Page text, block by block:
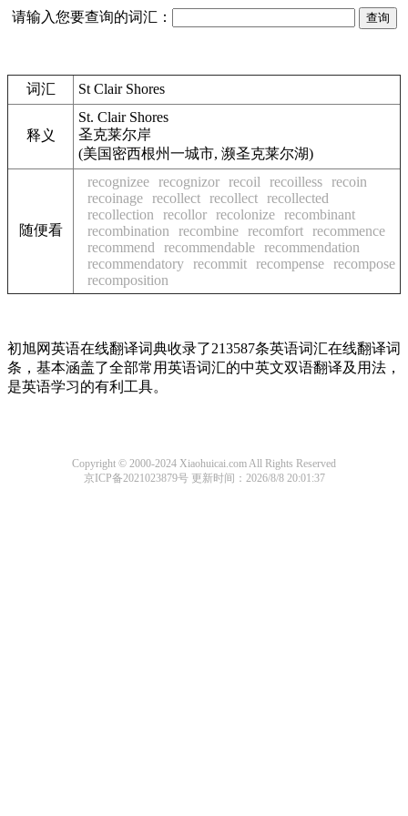
请输入您要查询的词汇：
词汇 St Clair Shores
释义
St. Clair Shores
圣克莱尔岸
(美国密西根州一城市, 濒圣克莱尔湖)
随便看
recognizee recognizor recoil recoilless recoin
recoinage recollect recollect recollected
recollection
recollor recolonize recombinant
recombination
recombine recomfort recommence
recommend
recommendable recommendation
recommendatory recommit recompense recompose
recomposition
初旭网英语在线翻译词典收录了213587条英语词汇在线翻译词
条，基本涵盖了全部常用英语词汇的中英文双语翻译及用法，
是英语学习的有利工具。
Copyright © 2000-2024 Xiaohuicai.com All Rights Reserved
京ICP备2021023879号更新时间：2026/8/8 20:01:37